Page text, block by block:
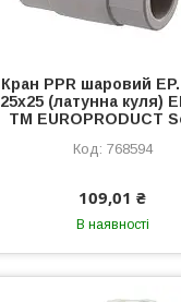
Кран PPR шаровий
25x25 (латунна куля)
ТМ EUROPRODUCT
768594
109,01 ₴
В наявності